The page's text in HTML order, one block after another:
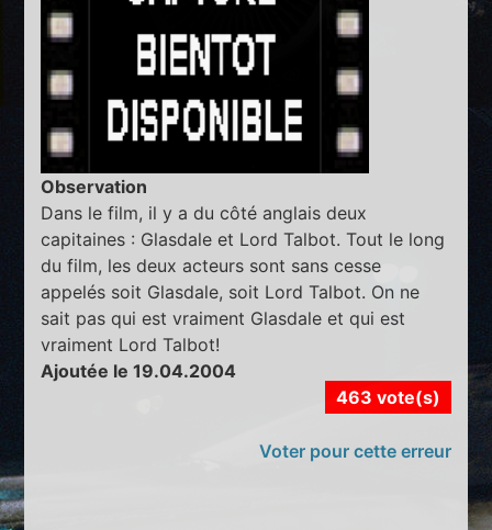
Observation
Dans le film, il y a du côté anglais deux
capitaines : Glasdale et Lord Talbot. Tout le long
du film, les deux acteurs sont sans cesse
appelés soit Glasdale, soit Lord Talbot. On ne
sait pas qui est vraiment Glasdale et qui est
vraiment Lord Talbot!
Ajoutée le 19.04.2004
463 vote(s)
Voter pour cette erreur